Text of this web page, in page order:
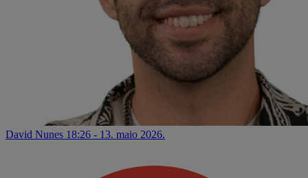
David Nunes 18:26 - 13. maio 2026.